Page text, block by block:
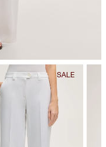
schonend